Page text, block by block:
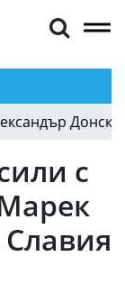
полуфиналите
с